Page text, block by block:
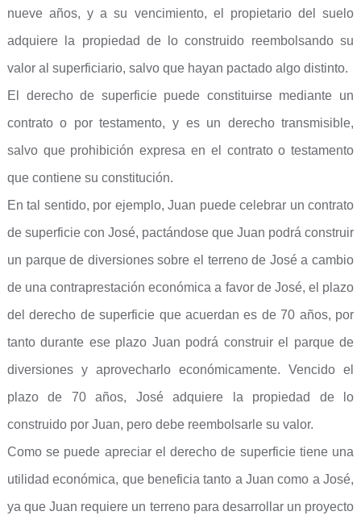
nueve años, y a su vencimiento, el propietario del suelo
adquiere la propiedad de lo construido reembolsando su
valor al superficiario, salvo que hayan pactado algo distinto.
El derecho de superficie puede constituirse mediante un
contrato o por testamento, y es un derecho transmisible,
salvo que prohibición expresa en el contrato o testamento
que contiene su constitución.
En tal sentido, por ejemplo, Juan puede celebrar un contrato
de superficie con José, pactándose que Juan podrá construir
un parque de diversiones sobre el terreno de José a cambio
de una contraprestación económica a favor de José, el plazo
del derecho de superficie que acuerdan es de 70 años, por
tanto durante ese plazo Juan podrá construir el parque de
diversiones y aprovecharlo económicamente. Vencido el
plazo de 70 años, José adquiere la propiedad de lo
construido por Juan, pero debe reembolsarle su valor.
Como se puede apreciar el derecho de superficie tiene una
utilidad económica, que beneficia tanto a Juan como a José,
ya que Juan requiere un terreno para desarrollar un proyecto